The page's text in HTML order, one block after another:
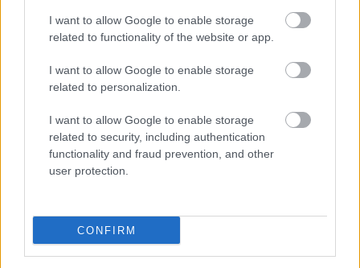
I want to allow Google to enable storage
related to functionality of the website or app.
I want to allow Google to enable storage
related to personalization.
I want to allow Google to enable storage
related to security, including authentication
functionality and fraud prevention, and other
user protection.
CONFIRM
07/08/2026
El Festival Internacional de Cine
de Almagro celebra este sábado
07/08/2026